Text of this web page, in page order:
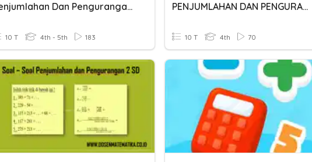
Penjumlahan Dan Pengurangan Pecahan
10 T 4th - 5th 183
PENJUMLAHAN DAN PENGURANGAN
10 T 4th 70